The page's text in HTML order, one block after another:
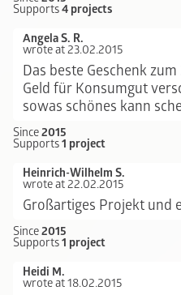
Supports4 projects
Angela S. R.
wrote at 23.02.2015
Das beste Geschenk
Geld für Konsumgut
sowas schönes kann
Since2015
Supports1 project
Heinrich-Wilhelm S.
wrote at 22.02.2015
Großartiges Projekt und
Since2015
Supports1 project
Heidi M.
wrote at 18.02.2015